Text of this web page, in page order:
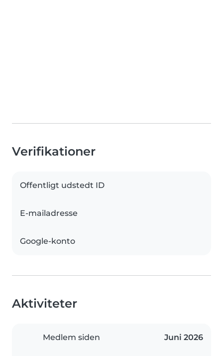
Verifikationer
Offentligt udstedt ID
E-mailadresse
Google-konto
Aktiviteter
Medlem siden Juni 2026